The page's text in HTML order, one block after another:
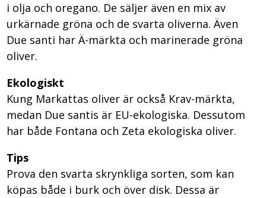
i olja och oregano. De säljer även en mix av
urkärnade gröna och de svarta oliverna. Även
Due santi har Ä-märkta och marinerade gröna
oliver.
Ekologiskt
Kung Markattas oliver är också Krav-märkta,
medan Due santis är EU-ekologiska. Dessutom
har både Fontana och Zeta ekologiska oliver.
Tips
Prova den svarta skrynkliga sorten, som kan
köpas både i burk och över disk. Dessa är